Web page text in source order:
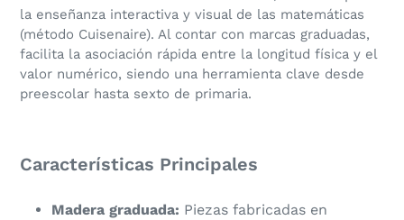
la enseñanza interactiva y visual de las matemáticas
(método Cuisenaire). Al contar con marcas graduadas,
facilita la asociación rápida entre la longitud física y el
valor numérico, siendo una herramienta clave desde
preescolar hasta sexto de primaria.
​Características Principales
Madera graduada: Piezas fabricadas en